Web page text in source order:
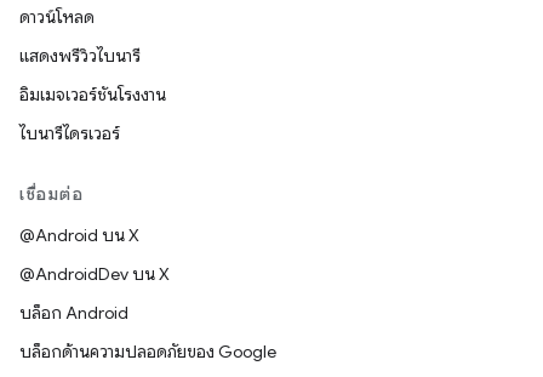
ดาวน์โหลด
แสดงพรีวิวไบนารี
อิมเมจเวอร์ชันโรงงาน
ไบนารีไดรเวอร์
เชื่อมต่อ
@Android บน X
@AndroidDev บน X
บล็อก Android
บล็อกด้านความปลอดภัยของ Google